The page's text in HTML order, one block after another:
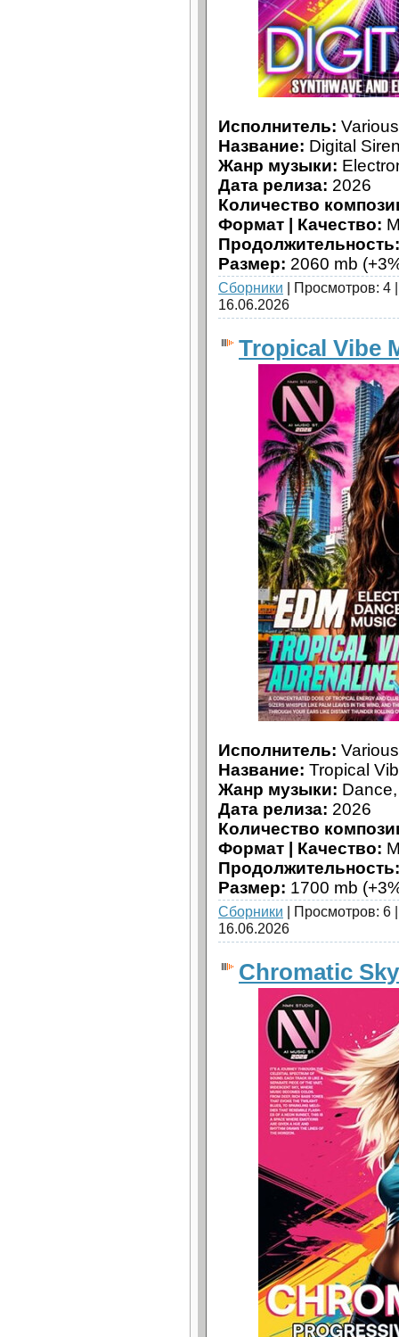
Исполнитель:
Название: Digital
Жанр музыки:
Дата релиза: 2026
Количество
Формат | Качество:
Продолжительность:
Размер: 2060 mb
Сборники | Просмотров:
16.06.2026
Tropical Vibe
Исполнитель:
Название: Tropical
Жанр музыки:
Дата релиза: 2026
Количество
Формат | Качество:
Продолжительность:
Размер: 1700 mb
Сборники | Просмотров:
16.06.2026
Chromatic